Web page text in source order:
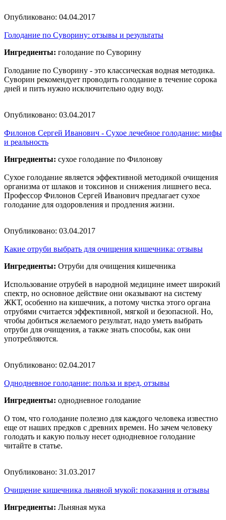
Опубликовано: 04.04.2017
Голодание по Суворину: отзывы и результаты
Ингредиенты: голодание по Суворину
Голодание по Суворину - это классическая водная методика.
Суворин рекомендует проводить голодание в течение сорока
дней и пить нужно исключительно одну воду.
Опубликовано: 03.04.2017
Филонов Сергей Иванович - Сухое лечебное голодание: мифы
и реальность
Ингредиенты: сухое голодание по Филонову
Сухое голодание является эффективной методикой очищения
организма от шлаков и токсинов и снижения лишнего веса.
Профессор Филонов Сергей Иванович предлагает сухое
голодание для оздоровления и продления жизни.
Опубликовано: 03.04.2017
Какие отруби выбрать для очищения кишечника: отзывы
Ингредиенты: Отруби для очищения кишечника
Использование отрубей в народной медицине имеет широкий
спектр, но основное действие они оказывают на систему
ЖКТ, особенно на кишечник, а потому чистка этого органа
отрубями считается эффективной, мягкой и безопасной. Но,
чтобы добиться желаемого результат, надо уметь выбрать
отруби для очищения, а также знать способы, как они
употребляются.
Опубликовано: 02.04.2017
Однодневное голодание: польза и вред, отзывы
Ингредиенты: однодневное голодание
О том, что голодание полезно для каждого человека известно
еще от наших предков с древних времен. Но зачем человеку
голодать и какую пользу несет однодневное голодание
читайте в статье.
Опубликовано: 31.03.2017
Очищение кишечника льняной мукой: показания и отзывы
Ингредиенты: Льняная мука